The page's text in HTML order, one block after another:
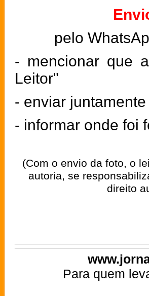
pelo
- mencionar que
Leitor"
- enviar
- informar onde foi
(Com o envio da foto, o
autoria, se
direito
Para quem